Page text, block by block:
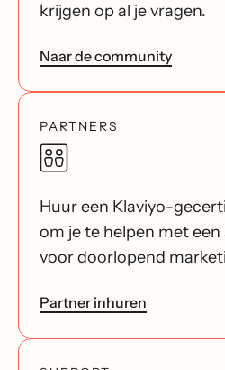
krijgen op al je vragen.
Naar de community
PARTNERS
Huur een Klaviyo-
om je te helpen met
voor doorlopend
Partner inhuren